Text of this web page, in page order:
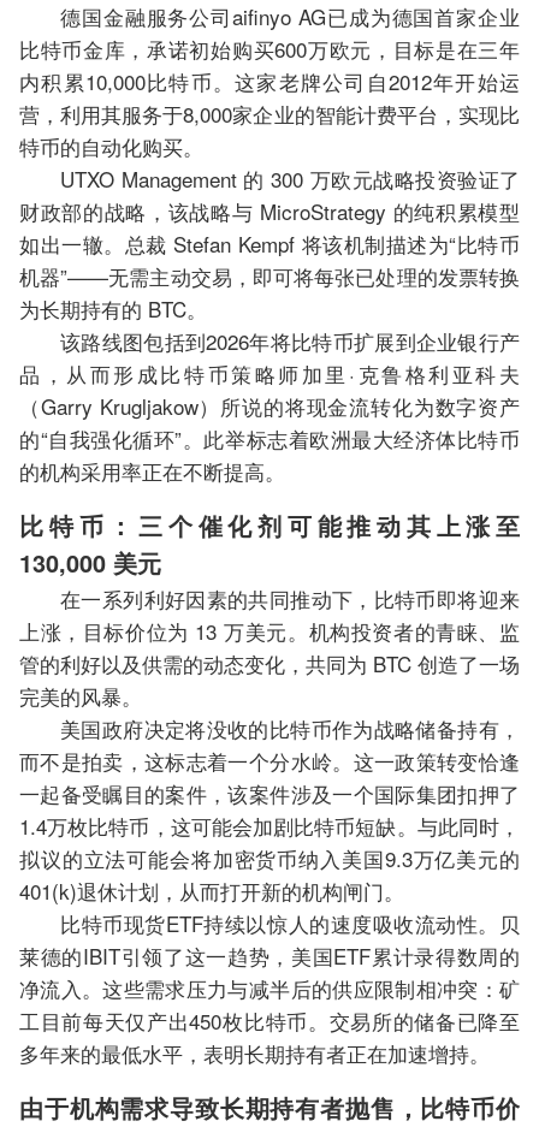
德国金融服务公司aifinyo AG已成为德国首家企业
比特币金库，承诺初始购买600万欧元，目标是在三年
内积累10,000比特币。这家老牌公司自2012年开始运
营，利用其服务于8,000家企业的智能计费平台，实现比
特币的自动化购买。
UTXO Management 的 300 万欧元战略投资验证了
财政部的战略，该战略与 MicroStrategy 的纯积累模型
如出一辙。总裁 Stefan Kempf 将该机制描述为“比特币
机器”——无需主动交易，即可将每张已处理的发票转换
为长期持有的 BTC。
该路线图包括到2026年将比特币扩展到企业银行产
品，从而形成比特币策略师加里·克鲁格利亚科夫
（Garry Krugljakow）所说的将现金流转化为数字资产
的“自我强化循环”。此举标志着欧洲最大经济体比特币
的机构采用率正在不断提高。
比特币：三个催化剂可能推动其上涨至
130,000 美元
在一系列利好因素的共同推动下，比特币即将迎来
上涨，目标价位为 13 万美元。机构投资者的青睐、监
管的利好以及供需的动态变化，共同为 BTC 创造了一场
完美的风暴。
美国政府决定将没收的比特币作为战略储备持有，
而不是拍卖，这标志着一个分水岭。这一政策转变恰逢
一起备受瞩目的案件，该案件涉及一个国际集团扣押了
1.4万枚比特币，这可能会加剧比特币短缺。与此同时，
拟议的立法可能会将加密货币纳入美国9.3万亿美元的
401(k)退休计划，从而打开新的机构闸门。
比特币现货ETF持续以惊人的速度吸收流动性。贝
莱德的IBIT引领了这一趋势，美国ETF累计录得数周的
净流入。这些需求压力与减半后的供应限制相冲突：矿
工目前每天仅产出450枚比特币。交易所的储备已降至
多年来的最低水平，表明长期持有者正在加速增持。
由于机构需求导致长期持有者抛售，比特币价